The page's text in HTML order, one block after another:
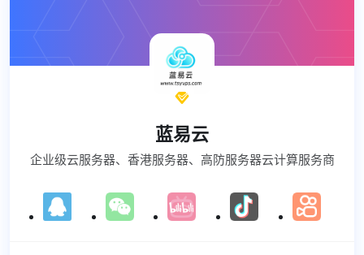

蓝易云
企业级云服务器、香港服务器、高防服务器云计算服务商